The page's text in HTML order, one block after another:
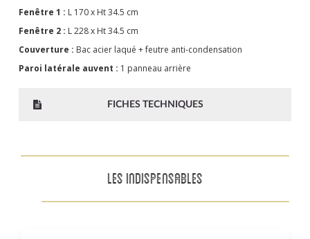
Fenêtre 1 : L 170 x Ht 34.5 cm
Fenêtre 2 : L 228 x Ht 34.5 cm
Couverture : Bac acier laqué + feutre anti-condensation
Paroi latérale auvent : 1 panneau arrière
FICHES TECHNIQUES
LES INDISPENSABLES